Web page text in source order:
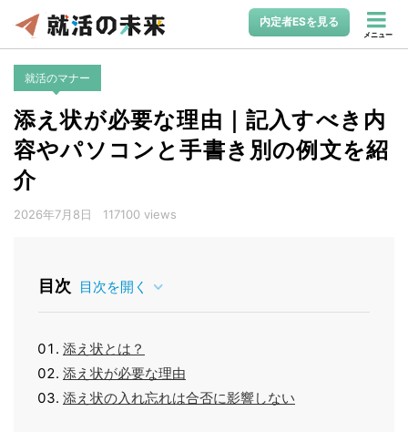
内定者ESを見る
メニュー
就活のマナー
添え状が必要な理由｜記入すべき内
容やパソコンと手書き別の例文を紹
介
2026年7月8日 117100 views
目次 目次を開く
添え状とは？
添え状が必要な理由
添え状の入れ忘れは合否に影響しない